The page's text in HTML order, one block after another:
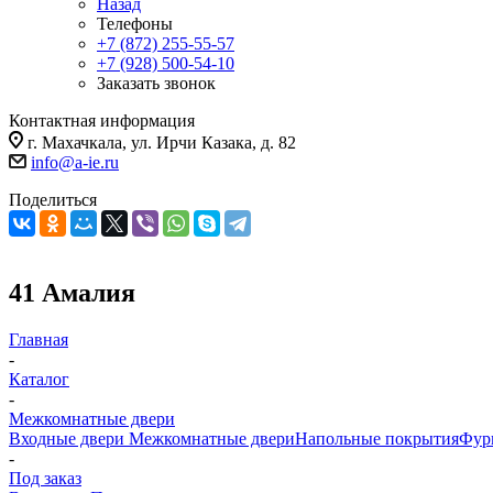
Назад
Телефоны
+7 (872) 255-55-57
+7 (928) 500-54-10
Заказать звонок
Контактная информация
г. Махачкала, ул. Ирчи Казака, д. 82
info@a-ie.ru
Поделиться
41 Амалия
Главная
-
Каталог
-
Межкомнатные двери
Входные двери Межкомнатные двериНапольные покрытия
-
Под заказ